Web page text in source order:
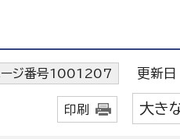
ージ番号1001207 更新日
印刷 大き